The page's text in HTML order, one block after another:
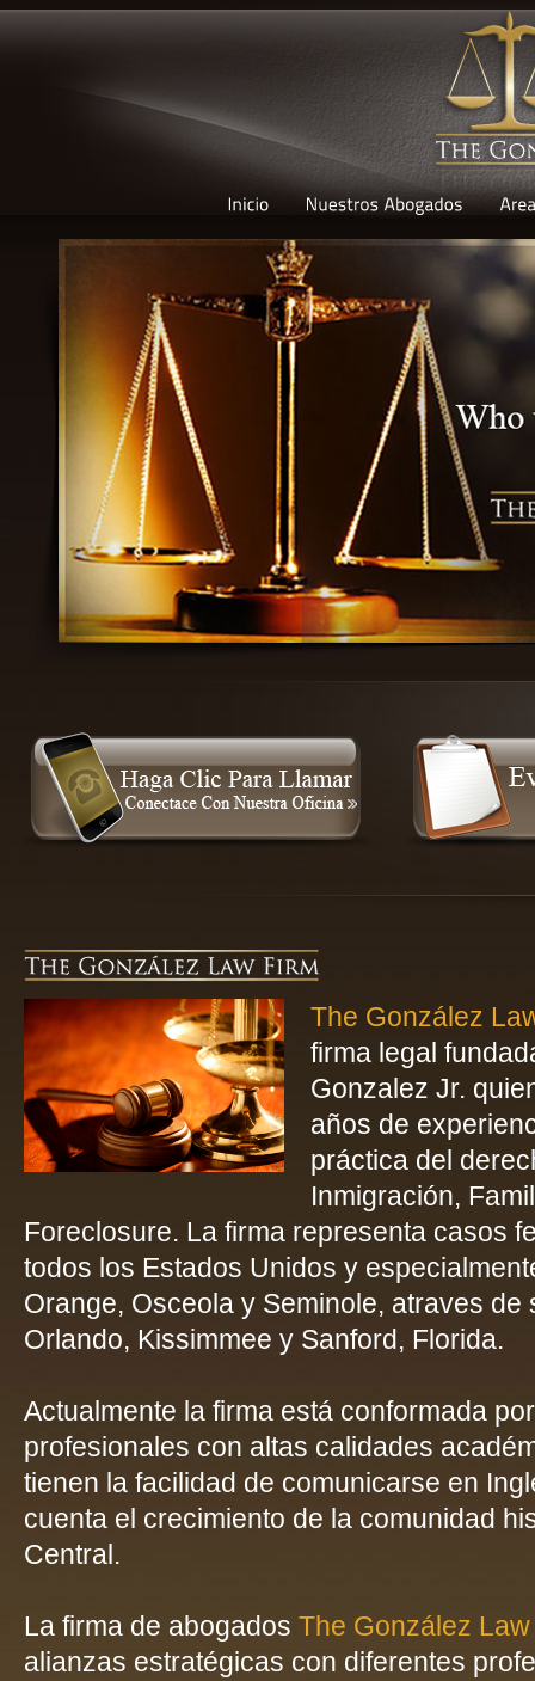
The González
firma legal
Gonzalez Jr.
años de
práctica del
Inmigración,
Foreclosure. La firma representa casos
todos los Estados Unidos y
Orange, Osceola y Seminole, atraves
Orlando, Kissimmee y Sanford, Florida.
Actualmente la firma está conformada
profesionales con altas calidades
tienen la facilidad de comunicarse en
cuenta el crecimiento de la comunidad
Central.
La firma de abogados The González
alianzas estratégicas con diferentes